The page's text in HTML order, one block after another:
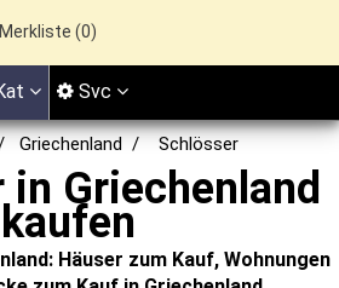
Griechenland Schlösser
in Griechenland
kaufen
Häuser zum Kauf, Wohnungen
Merkliste (0)
Svc